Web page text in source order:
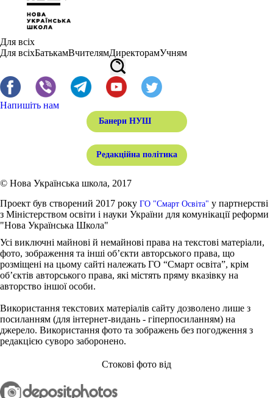
Для всіх
Для всіхБатькамВчителямДиректорамУчням
Напишіть нам
Банери НУШ
Редакційна політика
© Нова Українська школа, 2017
Проект був створений 2017 року ГО "Смарт Освіта" у партнерстві
з Міністерством освіти і науки України для комунікації реформи
"Нова Українська Школа"
Усі виключні майнові й немайнові права на текстові матеріали,
фото, зображення та інші об’єкти авторського права, що
розміщені на цьому сайті належать ГО “Смарт освіта”, крім
об’єктів авторського права, які містять пряму вказівку на
авторство іншої особи.
Використання текстових матеріалів сайту дозволено лише з
посиланням (для інтернет-видань - гіперпосиланням) на
джерело. Використання фото та зображень без погодження з
редакцією суворо заборонено.
Стокові фото від